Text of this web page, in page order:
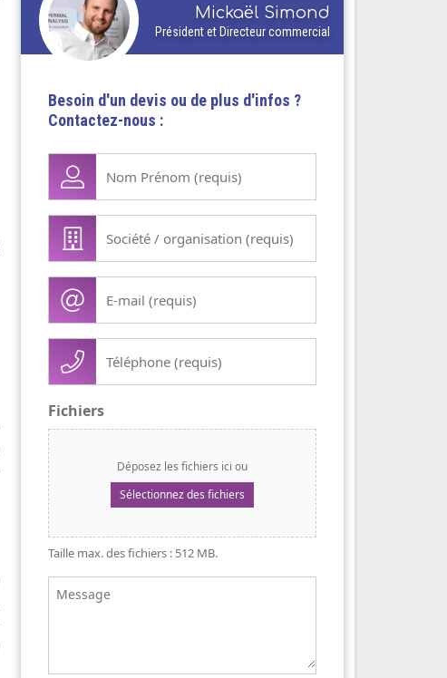
Mickaël Simond
Président et Directeur commercial
Besoin d'un devis ou de plus d'infos ?
Contactez-nous :
Nom
Prénom
Société
organisation
(Nécessaire)
mail
Téléphone
(Nécessaire)
Fichiers
Déposez les fichiers ici ou
Sélectionnez des fichiers
Taille max. des fichiers : 512 MB.
Message